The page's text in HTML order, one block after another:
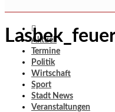
Aktuell
Termine
Politik
Wirtschaft
Sport
Stadt News
Veranstaltungen